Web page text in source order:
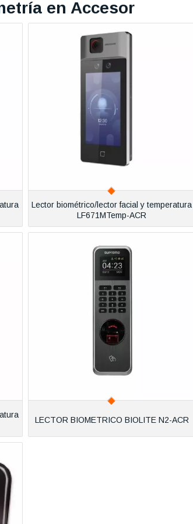
en Accesor
Lector biométrico/lector facial y temperatura
LF671MTemp-ACR
LECTOR BIOMETRICO BIOLITE N2-ACR